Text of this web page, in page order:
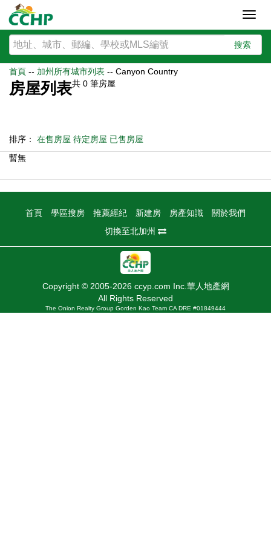
搜索
首頁 -- 加州所有城市列表 -- Canyon Country
房屋列表共 0 筆房屋
排序： 在售房屋 待定房屋 已售房屋
暫無
首頁 學區搜房 推薦經紀 新建房 房產知識
關於我們
切換至北加州
Copyright © 2005-2026 ccyp.com Inc.華人地產網
All Rights Reserved
The Onion Realty Group Gorden Kao Team CA DRE #01849444